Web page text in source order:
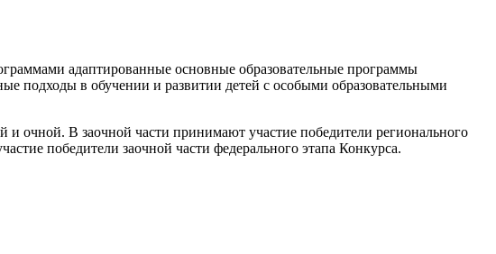
адаптированные основные образовательные программы
подходы в обучении и развитии детей с особыми образовательными
и очной. В заочной части принимают участие победители регионального
победители заочной части федерального этапа Конкурса.